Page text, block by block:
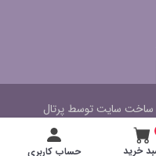
خرید
حساب کاربری
ساخت سایت توسطپرتال